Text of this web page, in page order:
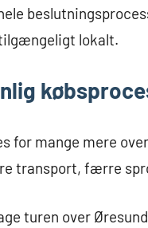
lokalt.
for mange mere
transport, færre
turen over